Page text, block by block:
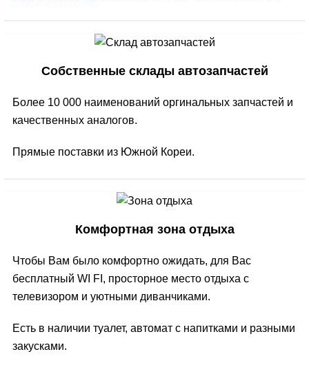
Собственные склады автозапчастей
Более 10 000 наименований оргинальных запчастей и
качественных аналогов.
Прямые поставки из Южной Кореи.
Комфортная зона отдыха
Чтобы Вам было комфортно ожидать, для Вас
бесплатный WI FI, просторное место отдыха с
телевизором и уютными диванчиками.
Есть в наличии туалет, автомат с напитками и разными
закусками.